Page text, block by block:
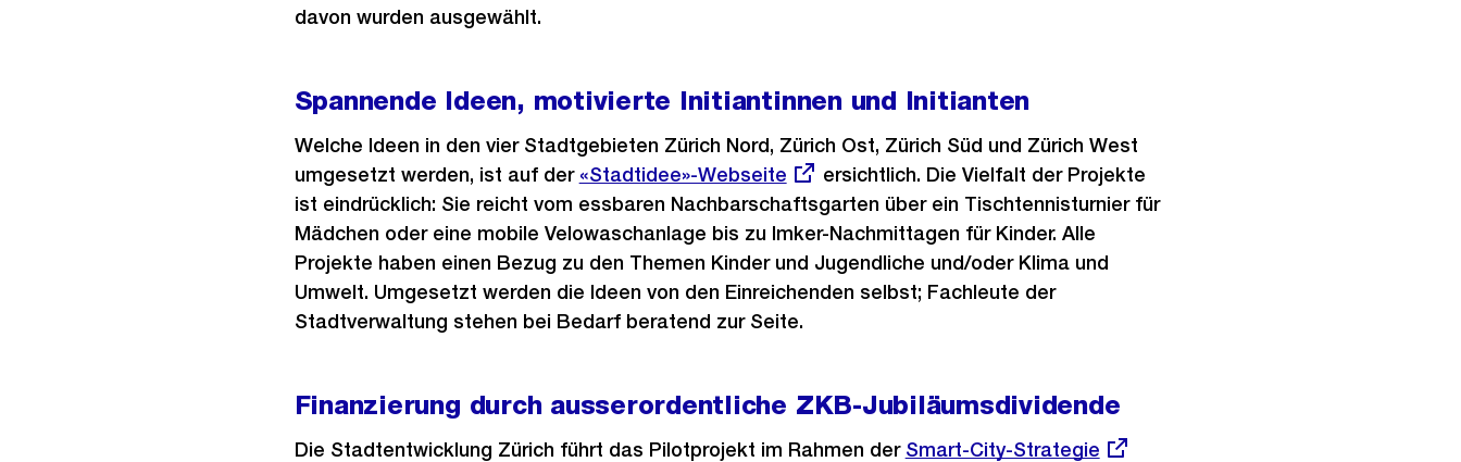
Link:
davon wurden ausgewählt.
Spannende Ideen, motivierte Initiantinnen und Initianten
Welche Ideen in den vier Stadtgebieten Zürich Nord, Zürich Ost, Zürich Süd und Zürich West
umgesetzt werden, ist auf der Externer
Link:
«Stadtidee»-Webseite
ersichtlich. Die Vielfalt der Projekte
ist eindrücklich: Sie reicht vom essbaren Nachbarschaftsgarten über ein Tischtennisturnier für
Mädchen oder eine mobile Velowaschanlage bis zu Imker-Nachmittagen für Kinder. Alle
Projekte haben einen Bezug zu den Themen Kinder und Jugendliche und/oder Klima und
Umwelt. Umgesetzt werden die Ideen von den Einreichenden selbst; Fachleute der
Stadtverwaltung stehen bei Bedarf beratend zur Seite.
Finanzierung durch ausserordentliche ZKB-Jubiläumsdividende
Die Stadtentwicklung Zürich führt das Pilotprojekt im Rahmen der Externer
Smart-City-Strategie